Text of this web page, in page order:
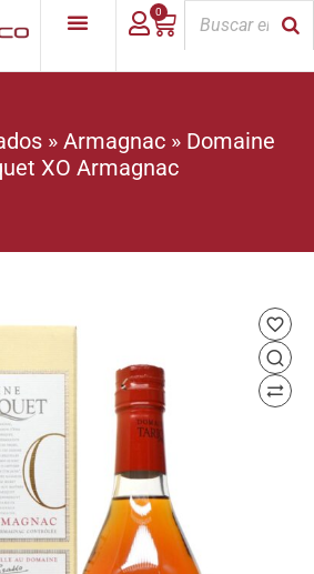
0
» Armagnac» Domaine
XO Armagnac